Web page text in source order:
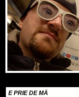
E PRIE DE MÄ